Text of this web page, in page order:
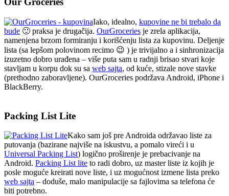
Iako, idealno, kupovine ne bi trebalo da
bude 🙂 praksa je drugačija. OurGroceries je zrela aplikacija,
namenjena brzom formiranju i korišćenju lista za kupovinu. Deljenje
lista (sa lepšom polovinom recimo 😉 ) je trivijalno a i sinhronizacija
izuzetno dobro urađena – više puta sam u radnji brisao stvari koje
stavljam u korpu dok su sa web sajta, od kuće, stizale nove stavke
(prethodno zaboravljene). OurGroceries podržava Android, iPhone i
BlackBerry.
Packing List Lite
Kako sam još pre Androida održavao liste za
putovanja (bazirane najviše na iskustvu, a pomalo vireći i u
Universal Packing List) logično proširenje je prebacivanje na
Android. Packing List lite to radi dobro, uz master liste iz kojih je
posle moguće kreirati nove liste, i uz mogućnost izmene lista preko
web sajta – doduše, malo manipulacije sa fajlovima sa telefona će
biti potrebno.